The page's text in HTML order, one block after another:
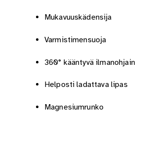
Mukavuuskädensija
Varmistimensuoja
360° kääntyvä ilmanohjain
Helposti ladattava lipas
Magnesiumrunko